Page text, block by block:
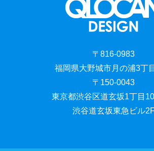
〒816-0983
福岡県大野城市月の浦3丁
〒150-0043
東京都渋谷区道玄坂1丁目
渋谷道玄坂東急ビル